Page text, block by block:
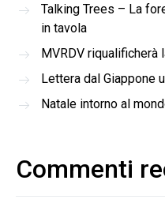
Talking Trees – La
in tavola
MVRDV riqualificherà
Lettera dal Giappone
Natale intorno al
Commenti